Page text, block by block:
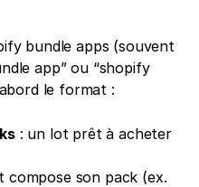
bundle apps (souvent
app” ou “shopify
le format :
: un lot prêt à acheter
compose son pack (ex.